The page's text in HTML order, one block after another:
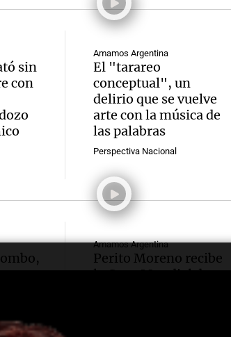
sin
con
Amamos Argentina
El "tarareo
conceptual", un
delirio que se vuelve
arte con la música de
las palabras
Perspectiva Nacional
Amamos Argentina
Perito Moreno recibe
la Copa Mundial de